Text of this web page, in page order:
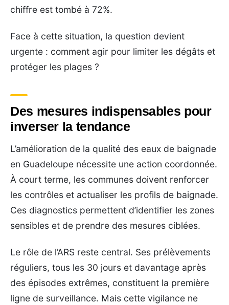
chiffre est tombé à 72%.
Face à cette situation, la question devient
urgente : comment agir pour limiter les dégâts et
protéger les plages ?
Des mesures indispensables pour
inverser la tendance
L’amélioration de la qualité des eaux de baignade
en Guadeloupe nécessite une action coordonnée.
À court terme, les communes doivent renforcer
les contrôles et actualiser les profils de baignade.
Ces diagnostics permettent d’identifier les zones
sensibles et de prendre des mesures ciblées.
Le rôle de l’ARS reste central. Ses prélèvements
réguliers, tous les 30 jours et davantage après
des épisodes extrêmes, constituent la première
ligne de surveillance. Mais cette vigilance ne